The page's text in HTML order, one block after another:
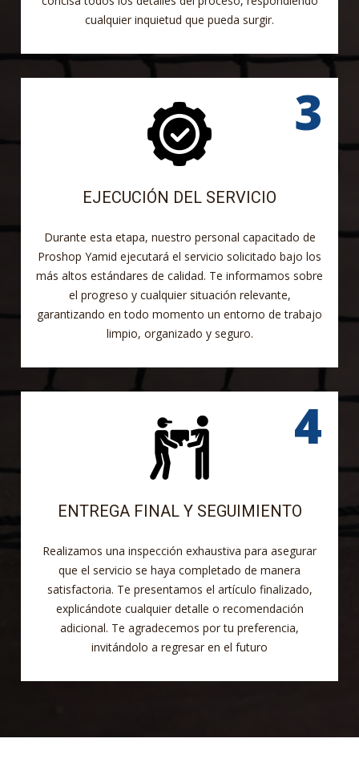
cualquier inquietud que pueda surgir.
EJECUCIÓN DEL SERVICIO
Durante esta etapa, nuestro personal capacitado de
Proshop Yamid ejecutará el servicio solicitado bajo los
más altos estándares de calidad. Te informamos sobre
el progreso y cualquier situación relevante,
garantizando en todo momento un entorno de trabajo
limpio, organizado y seguro.
ENTREGA FINAL Y SEGUIMIENTO
Realizamos una inspección exhaustiva para asegurar
que el servicio se haya completado de manera
satisfactoria. Te presentamos el artículo finalizado,
explicándote cualquier detalle o recomendación
adicional. Te agradecemos por tu preferencia,
invitándolo a regresar en el futuro